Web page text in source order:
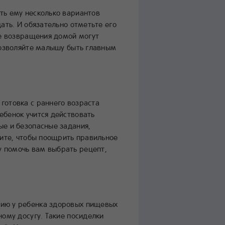
ему несколько вариантов
И обязательно отметьте его
возвращения домой могут
малышу быть главным
с раннего возраста
учится действовать
и безопасные задания,
чтобы поощрить правильное
вам выбрать рецепт,
у ребенка здоровых пищевых
досугу. Такие посиделки